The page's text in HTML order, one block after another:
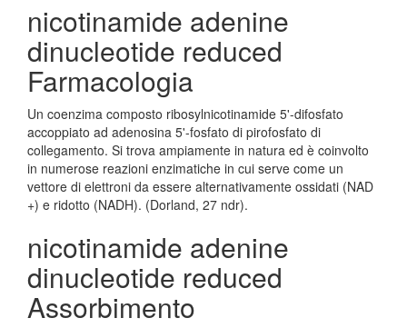
nicotinamide adenine
dinucleotide reduced
Farmacologia
Un coenzima composto ribosylnicotinamide 5'-difosfato
accoppiato ad adenosina 5'-fosfato di pirofosfato di
collegamento. Si trova ampiamente in natura ed è coinvolto
in numerose reazioni enzimatiche in cui serve come un
vettore di elettroni da essere alternativamente ossidati (NAD
+) e ridotto (NADH). (Dorland, 27 ndr).
nicotinamide adenine
dinucleotide reduced
Assorbimento